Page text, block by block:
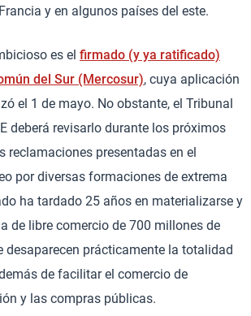
y en algunos países del este.
es el firmado (y ya ratificado)
del Sur (Mercosur), cuya aplicación
el 1 de mayo. No obstante, el Tribunal
deberá revisarlo durante los próximos
reclamaciones presentadas en el
por diversas formaciones de extrema
ha tardado 25 años en materializarse y
de libre comercio de 700 millones de
desaparecen prácticamente la totalidad
de facilitar el comercio de
y las compras públicas.